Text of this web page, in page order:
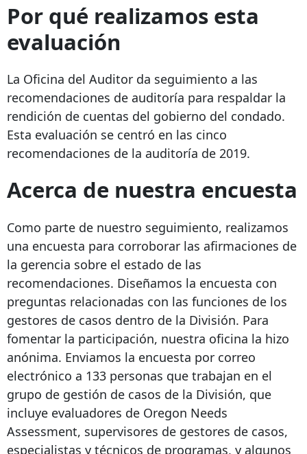
Por qué realizamos esta
evaluación
La Oficina del Auditor da seguimiento a las
recomendaciones de auditoría para respaldar la
rendición de cuentas del gobierno del condado.
Esta evaluación se centró en las cinco
recomendaciones de la auditoría de 2019.
Acerca de nuestra encuesta
Como parte de nuestro seguimiento, realizamos
una encuesta para corroborar las afirmaciones de
la gerencia sobre el estado de las
recomendaciones. Diseñamos la encuesta con
preguntas relacionadas con las funciones de los
gestores de casos dentro de la División. Para
fomentar la participación, nuestra oficina la hizo
anónima. Enviamos la encuesta por correo
electrónico a 133 personas que trabajan en el
grupo de gestión de casos de la División, que
incluye evaluadores de Oregon Needs
Assessment, supervisores de gestores de casos,
especialistas y técnicos de programas, y algunos